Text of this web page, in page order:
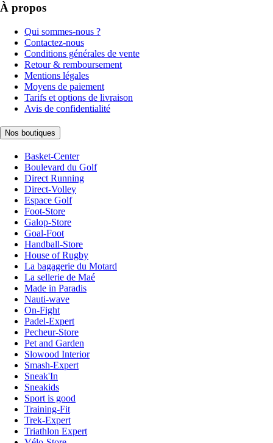
À propos
Qui sommes-nous ?
Contactez-nous
Conditions générales de vente
Retour & remboursement
Mentions légales
Moyens de paiement
Tarifs et options de livraison
Avis de confidentialité
Nos boutiques
Basket-Center
Boulevard du Golf
Direct Running
Direct-Volley
Espace Golf
Foot-Store
Galop-Store
Goal-Foot
Handball-Store
House of Rugby
La bagagerie du Motard
La sellerie de Maé
Made in Paradis
Nauti-wave
On-Fight
Padel-Expert
Pecheur-Store
Pet and Garden
Slowood Interior
Smash-Expert
Sneak'In
Sneakids
Sport is good
Training-Fit
Trek-Expert
Triathlon Expert